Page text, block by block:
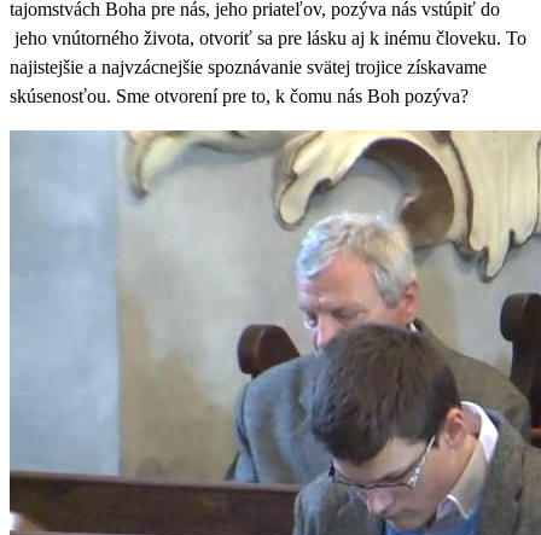
tajomstvách Boha pre nás, jeho priateľov, pozýva nás vstúpiť do
jeho vnútorného života, otvoriť sa pre lásku aj k inému človeku. To
najistejšie a najvzácnejšie spoznávanie svätej trojice získavame
skúsenosťou. Sme otvorení pre to, k čomu nás Boh pozýva?